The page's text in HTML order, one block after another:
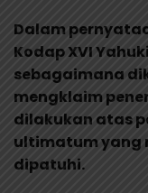
Dalam
Kodap XVI
sebagaimana
mengklaim
dilakukan atas
ultimatum yang
dipatuhi.